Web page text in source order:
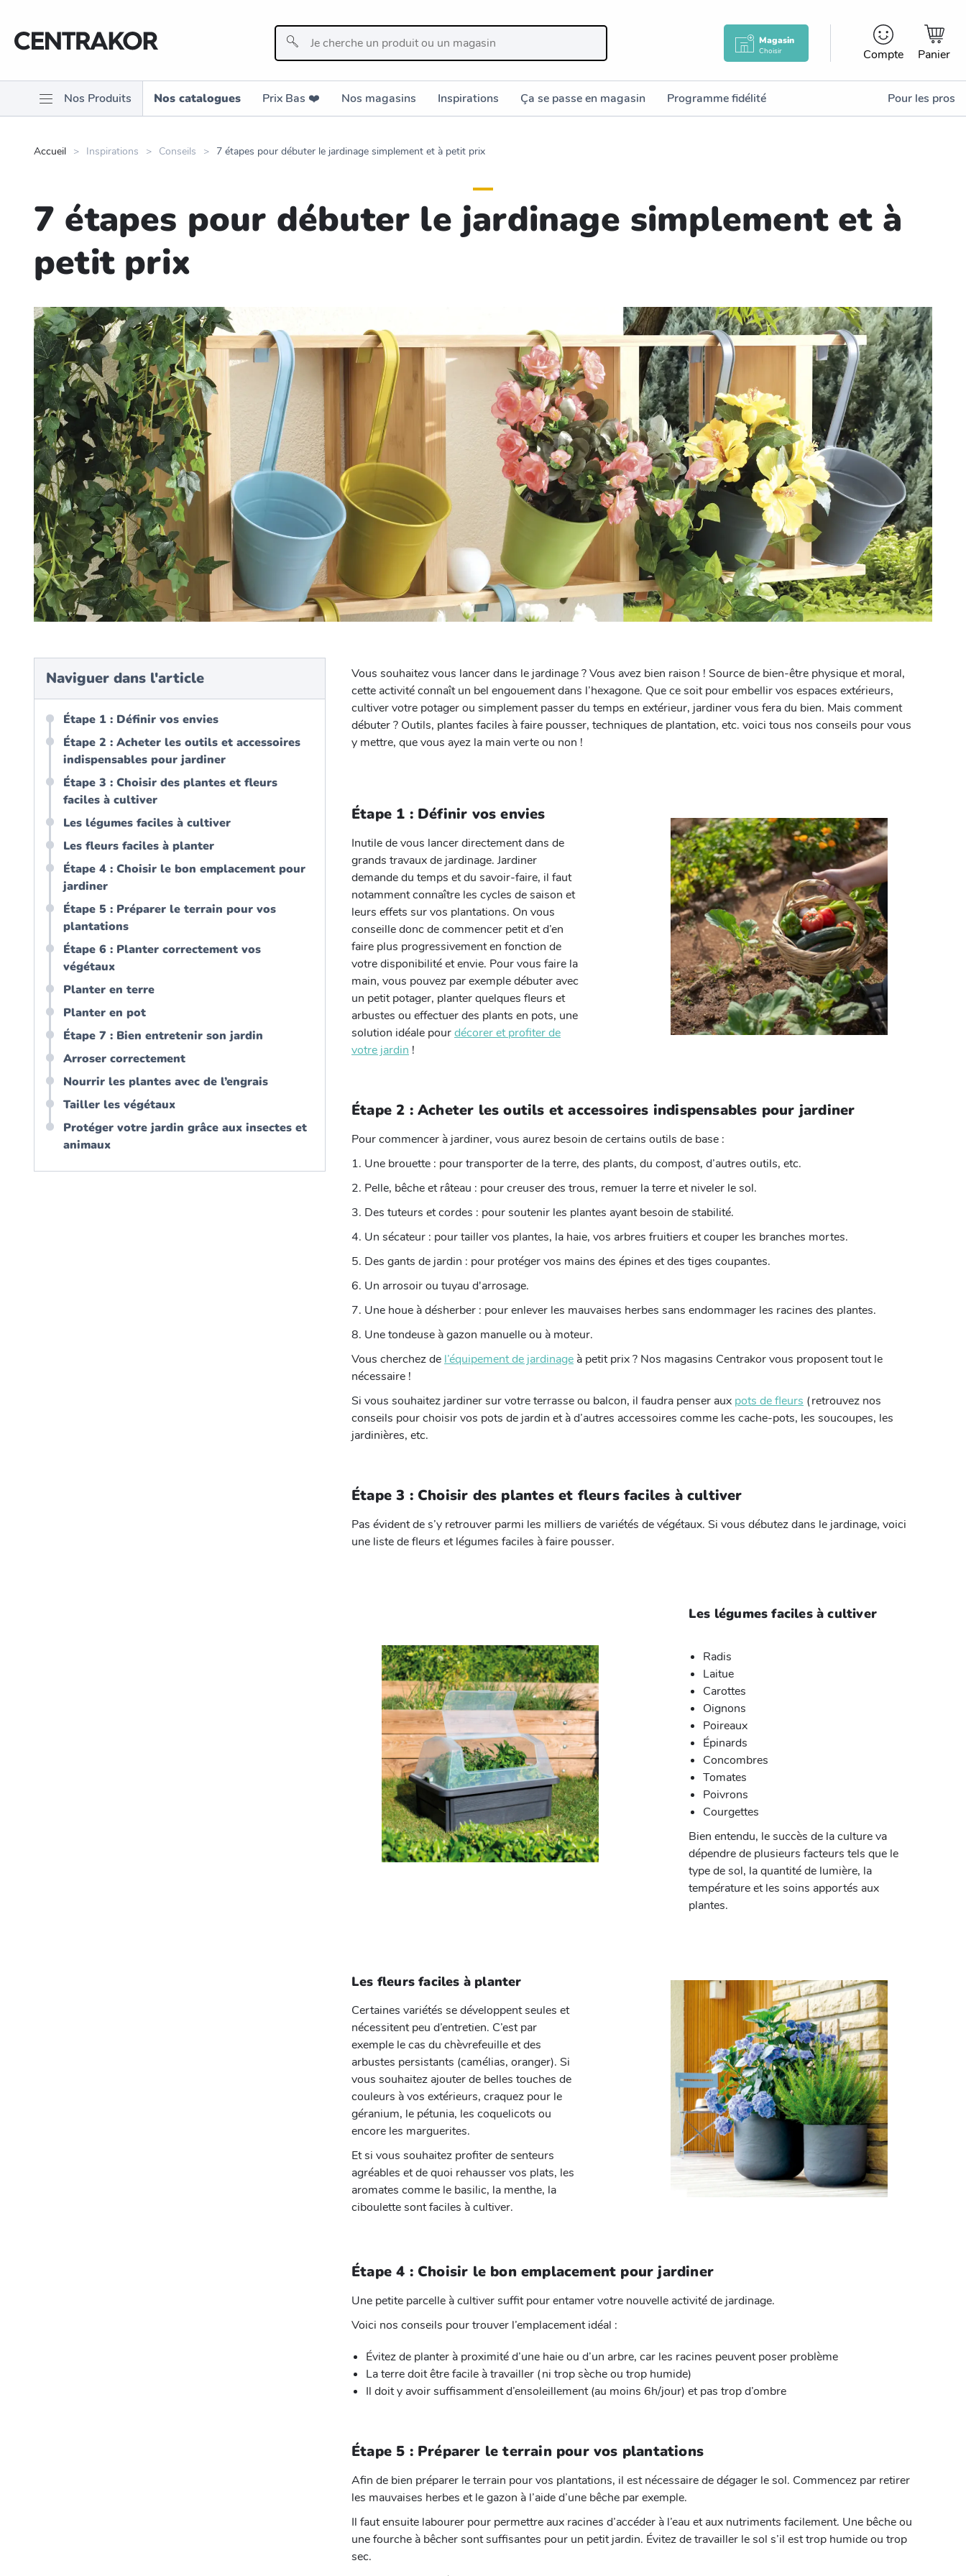
Magasin
Choisir Compte Panier
Nos Produits Nos catalogues Prix Bas ❤️️ Nos magasins Inspirations Ça se passe en magasin Programme fidélité Pour les pros
Accueil Inspirations Conseils 7 étapes pour débuter le jardinage simplement et à petit prix
7 étapes pour débuter le jardinage simplement et à
petit prix
Naviguer dans l'article
Étape 1 : Définir vos envies
Étape 2 : Acheter les outils et accessoires
indispensables pour jardiner
Étape 3 : Choisir des plantes et fleurs
faciles à cultiver
Les légumes faciles à cultiver
Les fleurs faciles à planter
Étape 4 : Choisir le bon emplacement pour
jardiner
Étape 5 : Préparer le terrain pour vos
plantations
Étape 6 : Planter correctement vos
végétaux
Planter en terre
Planter en pot
Étape 7 : Bien entretenir son jardin
Arroser correctement
Nourrir les plantes avec de l’engrais
Tailler les végétaux
Protéger votre jardin grâce aux insectes et
animaux
Vous souhaitez vous lancer dans le jardinage ? Vous avez bien raison ! Source de bien-être physique et moral,
cette activité connaît un bel engouement dans l’hexagone. Que ce soit pour embellir vos espaces extérieurs,
cultiver votre potager ou simplement passer du temps en extérieur, jardiner vous fera du bien. Mais comment
débuter ? Outils, plantes faciles à faire pousser, techniques de plantation, etc. voici tous nos conseils pour vous
y mettre, que vous ayez la main verte ou non !
Étape 1 : Définir vos envies
Inutile de vous lancer directement dans de
grands travaux de jardinage. Jardiner
demande du temps et du savoir-faire, il faut
notamment connaître les cycles de saison et
leurs effets sur vos plantations. On vous
conseille donc de commencer petit et d’en
faire plus progressivement en fonction de
votre disponibilité et envie. Pour vous faire la
main, vous pouvez par exemple débuter avec
un petit potager, planter quelques fleurs et
arbustes ou effectuer des plants en pots, une
solution idéale pourdécorer et profiter de
votre jardin !
Étape 2 : Acheter les outils et accessoires indispensables pour jardiner
Pour commencer à jardiner, vous aurez besoin de certains outils de base :
1. Une brouette : pour transporter de la terre, des plants, du compost, d’autres outils, etc.
2. Pelle, bêche et râteau : pour creuser des trous, remuer la terre et niveler le sol.
3. Des tuteurs et cordes : pour soutenir les plantes ayant besoin de stabilité.
4. Un sécateur : pour tailler vos plantes, la haie, vos arbres fruitiers et couper les branches mortes.
5. Des gants de jardin : pour protéger vos mains des épines et des tiges coupantes.
6. Un arrosoir ou tuyau d'arrosage.
7. Une houe à désherber : pour enlever les mauvaises herbes sans endommager les racines des plantes.
8. Une tondeuse à gazon manuelle ou à moteur.
Vous cherchez de l’équipement de jardinage à petit prix ? Nos magasins Centrakor vous proposent tout le
nécessaire !
Si vous souhaitez jardiner sur votre terrasse ou balcon, il faudra penser aux pots de fleurs (retrouvez nos
conseils pour choisir vos pots de jardin et à d’autres accessoires comme les cache-pots, les soucoupes, les
jardinières, etc.
Étape 3 : Choisir des plantes et fleurs faciles à cultiver
Pas évident de s’y retrouver parmi les milliers de variétés de végétaux. Si vous débutez dans le jardinage, voici
une liste de fleurs et légumes faciles à faire pousser.
Les légumes faciles à cultiver
Radis
Laitue
Carottes
Oignons
Poireaux
Épinards
Concombres
Tomates
Poivrons
Courgettes
Bien entendu, le succès de la culture va
dépendre de plusieurs facteurs tels que le
type de sol, la quantité de lumière, la
température et les soins apportés aux
plantes.
Les fleurs faciles à planter
Certaines variétés se développent seules et
nécessitent peu d’entretien. C’est par
exemple le cas du chèvrefeuille et des
arbustes persistants (camélias, oranger). Si
vous souhaitez ajouter de belles touches de
couleurs à vos extérieurs, craquez pour le
géranium, le pétunia, les coquelicots ou
encore les marguerites.
Et si vous souhaitez profiter de senteurs
agréables et de quoi rehausser vos plats, les
aromates comme le basilic, la menthe, la
ciboulette sont faciles à cultiver.
Étape 4 : Choisir le bon emplacement pour jardiner
Une petite parcelle à cultiver suffit pour entamer votre nouvelle activité de jardinage.
Voici nos conseils pour trouver l’emplacement idéal :
Évitez de planter à proximité d’une haie ou d’un arbre, car les racines peuvent poser problème
La terre doit être facile à travailler (ni trop sèche ou trop humide)
Il doit y avoir suffisamment d’ensoleillement (au moins 6h/jour) et pas trop d’ombre
Étape 5 : Préparer le terrain pour vos plantations
Afin de bien préparer le terrain pour vos plantations, il est nécessaire de dégager le sol. Commencez par retirer
les mauvaises herbes et le gazon à l’aide d’une bêche par exemple.
Il faut ensuite labourer pour permettre aux racines d’accéder à l’eau et aux nutriments facilement. Une bêche ou
une fourche à bêcher sont suffisantes pour un petit jardin. Évitez de travailler le sol s’il est trop humide ou trop
sec.